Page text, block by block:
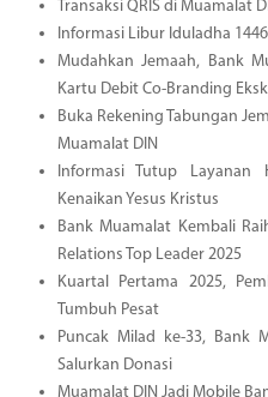
Transaksi QRIS di Muamalat
Informasi Libur Iduladha
Mudahkan Jemaah, Bank
Kartu Debit Co-Branding
Buka Rekening Tabungan
Muamalat DIN
Informasi Tutup
Kenaikan Yesus Kristus
Bank Muamalat Kembali
Relations Top Leader 2025
Kuartal Pertama 2025,
Tumbuh Pesat
Puncak Milad ke-33, Bank
Salurkan Donasi
Muamalat DIN Jadi Mobile